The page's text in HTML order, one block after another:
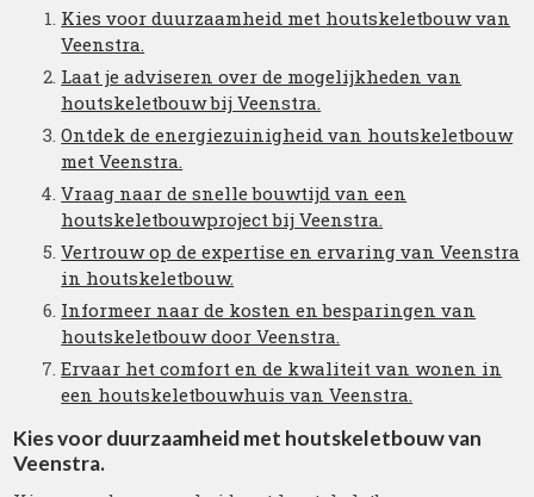
Kies voor duurzaamheid met houtskeletbouw van
Veenstra.
Laat je adviseren over de mogelijkheden van
houtskeletbouw bij Veenstra.
Ontdek de energiezuinigheid van houtskeletbouw
met Veenstra.
Vraag naar de snelle bouwtijd van een
houtskeletbouwproject bij Veenstra.
Vertrouw op de expertise en ervaring van Veenstra
in houtskeletbouw.
Informeer naar de kosten en besparingen van
houtskeletbouw door Veenstra.
Ervaar het comfort en de kwaliteit van wonen in
een houtskeletbouwhuis van Veenstra.
Kies voor duurzaamheid met houtskeletbouw van
Veenstra.